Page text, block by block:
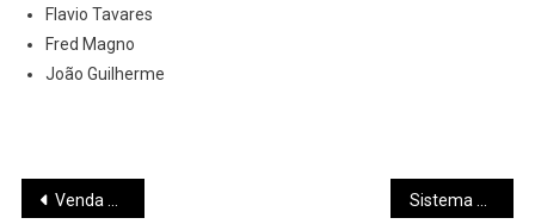
Flavio Tavares
Fred Magno
João Guilherme
Navegação
Venda de eletrificados triplica em Minas